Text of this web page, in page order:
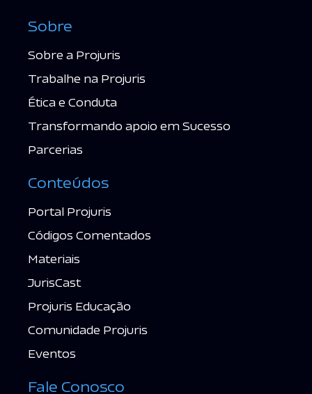
Sobre
Sobre a Projuris
Trabalhe na Projuris
Ética e Conduta
Transformando apoio em Sucesso
Parcerias
Conteúdos
Portal Projuris
Códigos Comentados
Materiais
JurisCast
Projuris Educação
Comunidade Projuris
Eventos
Fale Conosco